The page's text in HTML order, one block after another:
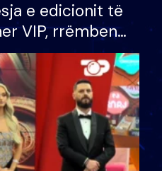
e edicionit të
VIP, rrëmben
100 mijë eurosh